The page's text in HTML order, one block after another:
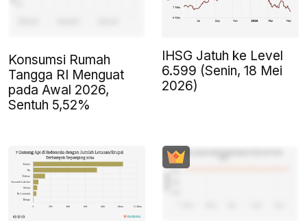
Konsumsi Rumah
Tangga RI Menguat
pada Awal 2026,
Sentuh 5,52%
IHSG Jatuh ke Level
6.599 (Senin, 18 Mei
2026)